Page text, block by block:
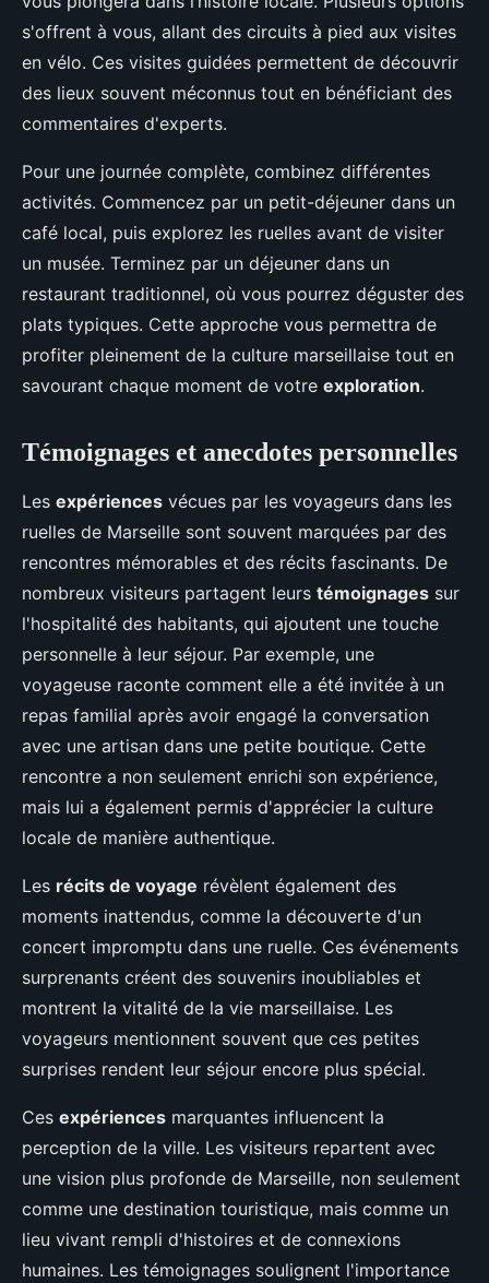
s'offrent à vous, allant des circuits à pied aux visites
en vélo. Ces visites guidées permettent de découvrir
des lieux souvent méconnus tout en bénéficiant des
commentaires d'experts.
Pour une journée complète, combinez différentes
activités. Commencez par un petit-déjeuner dans un
café local, puis explorez les ruelles avant de visiter
un musée. Terminez par un déjeuner dans un
restaurant traditionnel, où vous pourrez déguster des
plats typiques. Cette approche vous permettra de
profiter pleinement de la culture marseillaise tout en
savourant chaque moment de votre exploration.
Témoignages et anecdotes personnelles
Les expériences vécues par les voyageurs dans les
ruelles de Marseille sont souvent marquées par des
rencontres mémorables et des récits fascinants. De
nombreux visiteurs partagent leurs témoignages sur
l'hospitalité des habitants, qui ajoutent une touche
personnelle à leur séjour. Par exemple, une
voyageuse raconte comment elle a été invitée à un
repas familial après avoir engagé la conversation
avec une artisan dans une petite boutique. Cette
rencontre a non seulement enrichi son expérience,
mais lui a également permis d'apprécier la culture
locale de manière authentique.
Les récits de voyage révèlent également des
moments inattendus, comme la découverte d'un
concert impromptu dans une ruelle. Ces événements
surprenants créent des souvenirs inoubliables et
montrent la vitalité de la vie marseillaise. Les
voyageurs mentionnent souvent que ces petites
surprises rendent leur séjour encore plus spécial.
Ces expériences marquantes influencent la
perception de la ville. Les visiteurs repartent avec
une vision plus profonde de Marseille, non seulement
comme une destination touristique, mais comme un
lieu vivant rempli d'histoires et de connexions
humaines. Les témoignages soulignent l'importance